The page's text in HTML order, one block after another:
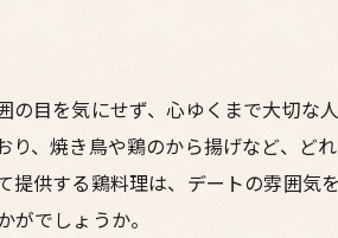
間で特別な夜を
目を気にせず、心ゆくまで大切な
、焼き鳥や鶏のから揚げなど、ど
供する鶏料理は、デートの雰囲気
でしょうか。